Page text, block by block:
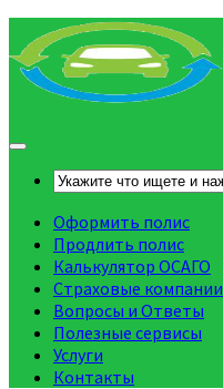
Оформить полис
Продлить полис
Калькулятор ОСАГО
Страховые компании
Вопросы и Ответы
Полезные сервисы
Услуги
Контакты